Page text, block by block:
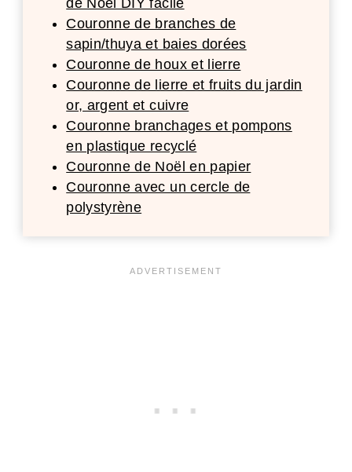
de Noël DIY facile
Couronne de branches de
sapin/thuya et baies dorées
Couronne de houx et lierre
Couronne de lierre et fruits du jardin
or, argent et cuivre
Couronne branchages et pompons
en plastique recyclé
Couronne de Noël en papier
Couronne avec un cercle de
polystyrène